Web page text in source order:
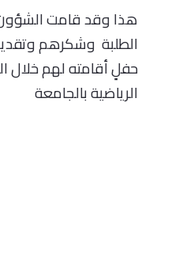
هذا وقد قامت الشؤون
الطلبة وشكرهم
حفلٍ أقامته لهم خلال
الرياضية بالجامعة